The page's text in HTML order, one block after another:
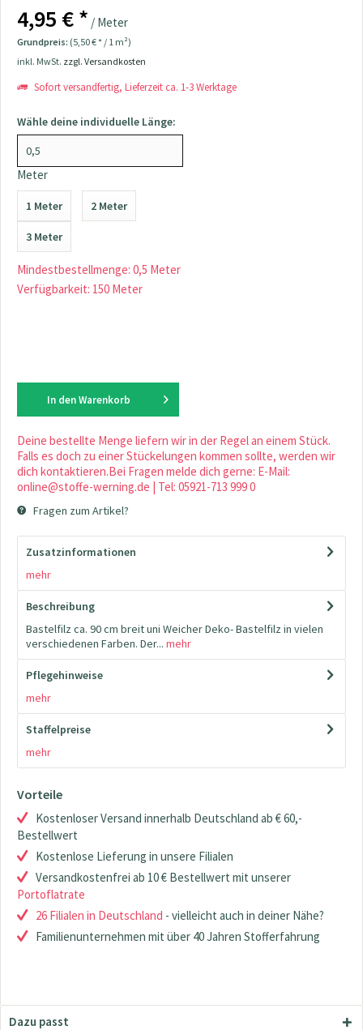
4,95 € * / Meter
Grundpreis: (5,50 € * / 1 m²)
inkl. MwSt. zzgl. Versandkosten
Sofort versandfertig, Lieferzeit ca. 1-3 Werktage
Wähle deine individuelle Länge:
Meter
1 Meter 2 Meter
3 Meter
Mindestbestellmenge: 0,5 Meter
Verfügbarkeit: 150 Meter
In den Warenkorb
Deine bestellte Menge liefern wir in der Regel an einem Stück.
Falls es doch zu einer Stückelungen kommen sollte, werden wir
dich kontaktieren.Bei Fragen melde dich gerne: E-Mail:
online@stoffe-werning.de | Tel: 05921-713 999 0
Fragen zum Artikel?
Zusatzinformationen
mehr
Beschreibung
Bastelfilz ca. 90 cm breit uni Weicher Deko- Bastelfilz in vielen
verschiedenen Farben. Der... mehr
Pflegehinweise
mehr
Staffelpreise
mehr
Vorteile
Kostenloser Versand innerhalb Deutschland ab € 60,-
Bestellwert
Kostenlose Lieferung in unsere Filialen
Versandkostenfrei ab 10 € Bestellwert mit unserer
Portoflatrate
26 Filialen in Deutschland - vielleicht auch in deiner Nähe?
Familienunternehmen mit über 40 Jahren Stofferfahrung
Dazu passt